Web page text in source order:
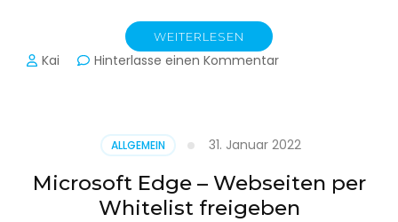
WEITERLESEN
Kai Hinterlasse einen Kommentarzu
(UPN)
im
Active
Directory
ALLGEMEIN 31. Januar 2022
Microsoft Edge – Webseiten per
Whitelist freigeben